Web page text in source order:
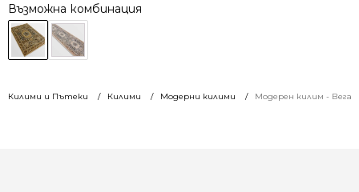
Килими и Пътеки Килими Модерни килими Модерен килим - Вега
Възможна комбинация